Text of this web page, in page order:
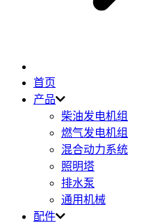
首页
产品
柴油发电机组
燃气发电机组
混合动力系统
照明塔
排水泵
通用机械
配件